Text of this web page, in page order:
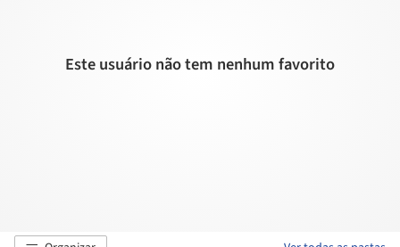
Este usuário não tem nenhum favorito